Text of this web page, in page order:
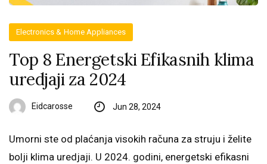
Electronics & Home Appliances
Top 8 Energetski Efikasnih klima
uredjaji za 2024
Eidcarosse Jun 28, 2024
Umorni ste od plaćanja visokih računa za struju i želite
bolji klima uredjaji. U 2024. godini, energetski efikasni